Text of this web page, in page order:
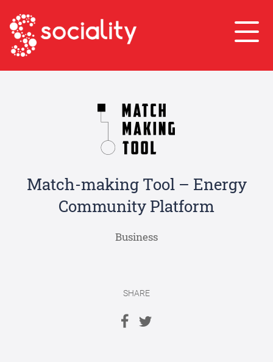
Match-making Tool – Energy
Community Platform
Business
SHARE